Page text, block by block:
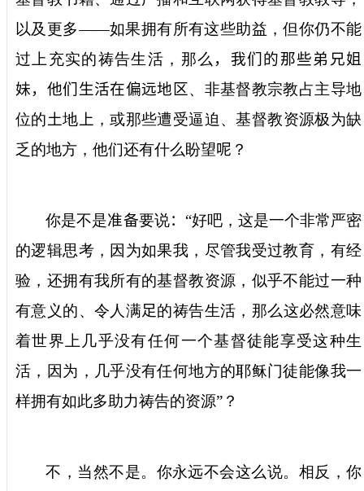
以及更多——如果拥有所有这些助益，但你仍不能
过上充实的祷告生活，那么 ，我们的那些弟兄姐
妹，他们生活在偏远地区、非基督教宗教占主导地
位的土地 上 ，或那些遭受逼迫、基督教资源极为缺
乏的地方，他们还有什么盼望呢 ？
你是不是准备要说：“好吧，这是一个非常严密
的逻辑思考，因为如果我，尽管我受过教育，有经
验，还拥有我所有的基督教资源，似乎不能过一种
有意义的、令人满足的祷告生活，那么这必然意味
着世界上几乎没有任何一个基督徒能享受这种生
活，因为，几乎没有任何地方的耶稣门徒能像我一
样拥有如此多助力祷告的资源” ？
不，当然不是。你永远不会这么说。相反，你